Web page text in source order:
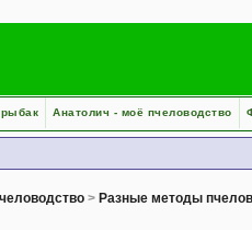
Анатолич - моё пчеловодство
> Разные методы